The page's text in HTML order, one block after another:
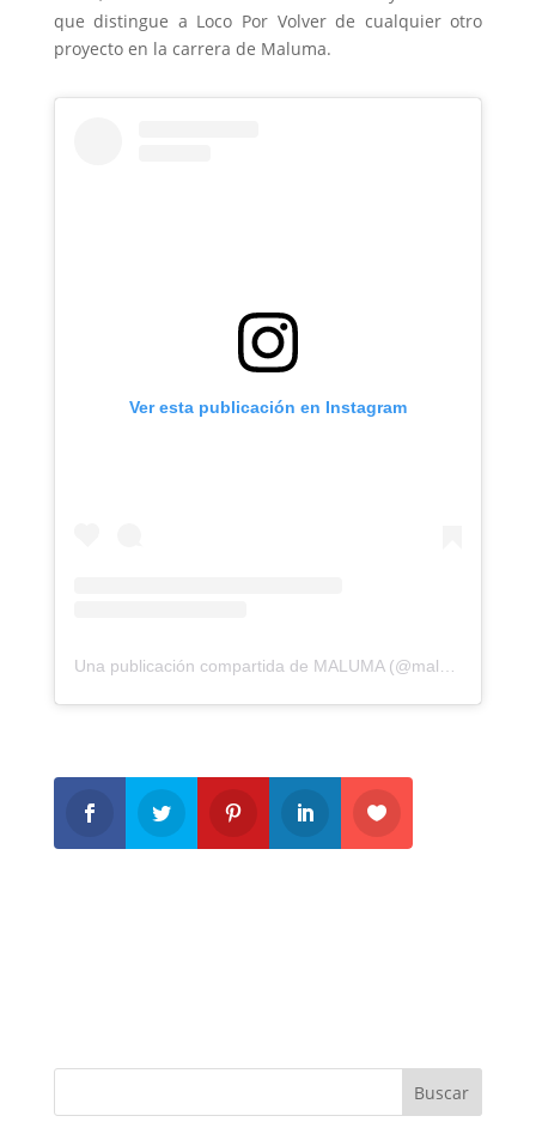
que distingue a Loco Por Volver de cualquier otro
proyecto en la carrera de Maluma.
Ver esta publicación en Instagram
Buscar